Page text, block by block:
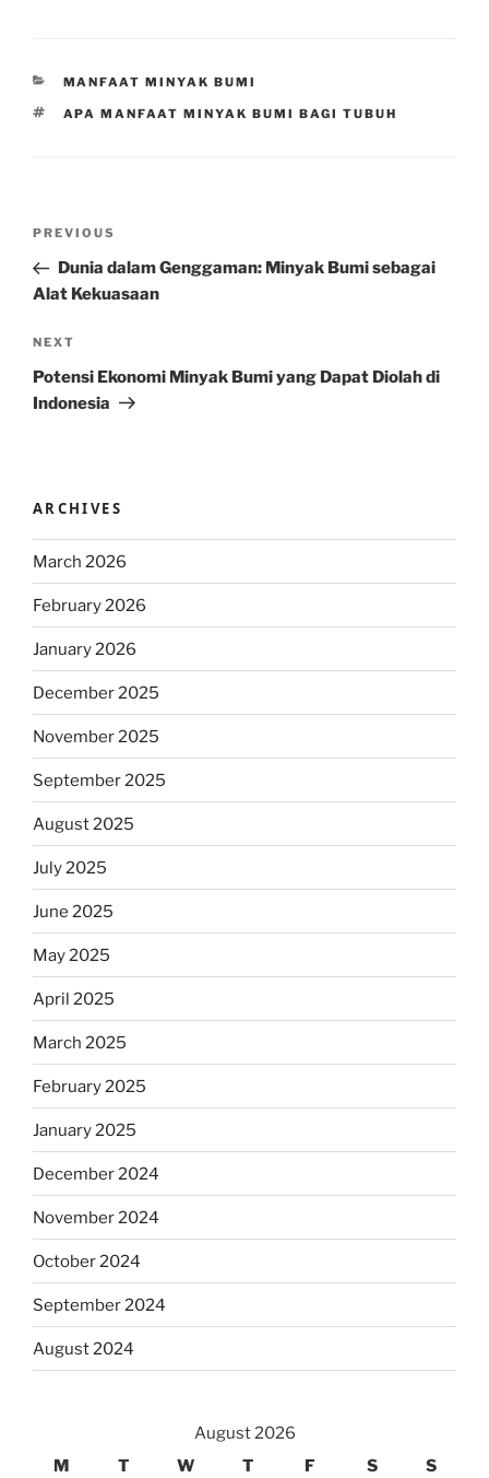
CATEGORIES
MANFAAT MINYAK BUMI
TAGS
APA MANFAAT MINYAK BUMI BAGI TUBUH
Previous
Post
PREVIOUS
Dunia dalam Genggaman: Minyak Bumi sebagai
Alat Kekuasaan
Next
Post
NEXT
Potensi Ekonomi Minyak Bumi yang Dapat Diolah di
Indonesia
ARCHIVES
March 2026
February 2026
January 2026
December 2025
November 2025
September 2025
August 2025
July 2025
June 2025
May 2025
April 2025
March 2025
February 2025
January 2025
December 2024
November 2024
October 2024
September 2024
August 2024
August 2026
M
T W T F S S